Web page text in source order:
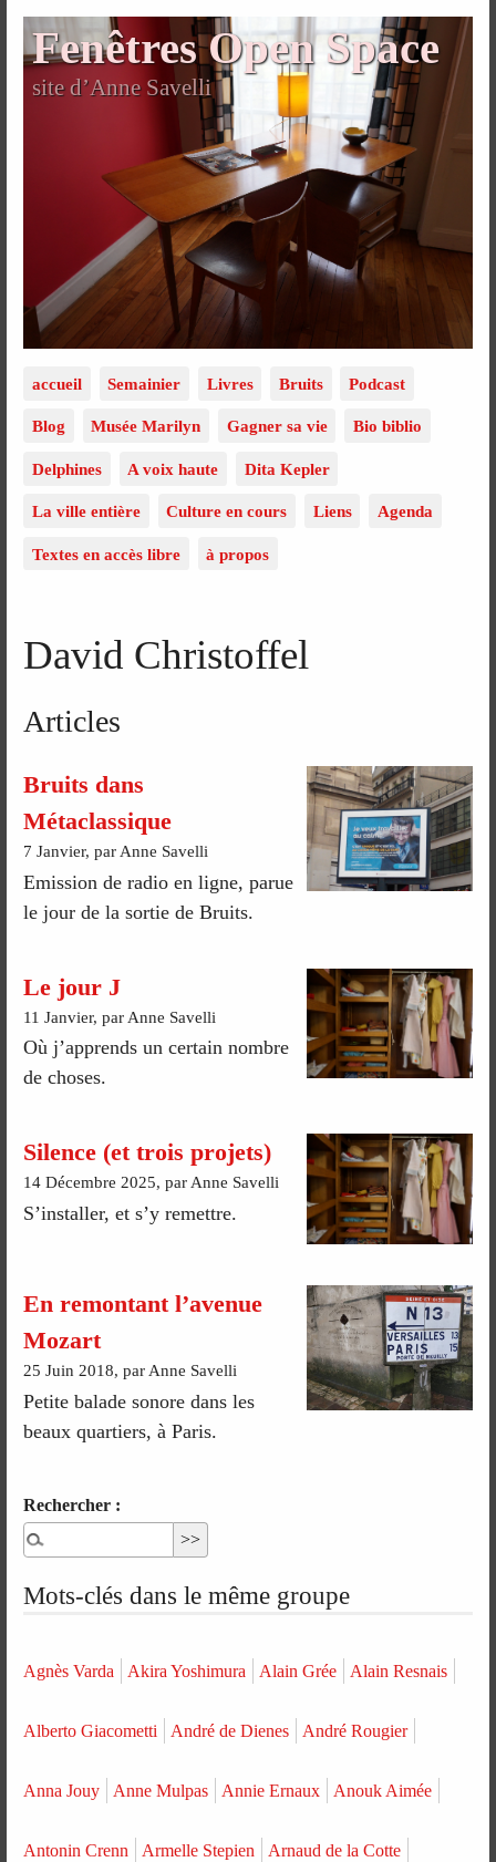
Fenêtres Open Space
site d’Anne Savelli
accueil Semainier Livres Bruits Podcast
Blog Musée Marilyn Gagner sa vie Bio biblio
Delphines A voix haute Dita Kepler
La ville entière Culture en cours Liens Agenda
Textes en accès libre à propos
David Christoffel
Articles
Bruits dans
Métaclassique
7 Janvier, par Anne Savelli
Emission de radio en ligne, parue
le jour de la sortie de Bruits.
Le jour J
11 Janvier, par Anne Savelli
Où j’apprends un certain nombre
de choses.
Silence (et trois projets)
14 Décembre 2025, par Anne Savelli
S’installer, et s’y remettre.
En remontant l’avenue
Mozart
25 Juin 2018, par Anne Savelli
Petite balade sonore dans les
beaux quartiers, à Paris.
Rechercher :
Mots-clés dans le même groupe
Agnès Varda Akira Yoshimura Alain Grée Alain Resnais
Alberto Giacometti André de Dienes André Rougier
Anna Jouy Anne Mulpas Annie Ernaux Anouk Aimée
Antonin Crenn Armelle Stepien Arnaud de la Cotte